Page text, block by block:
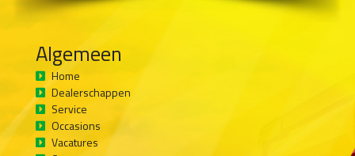
Algemeen
Home
Dealerschappen
Service
Occasions
Vacatures